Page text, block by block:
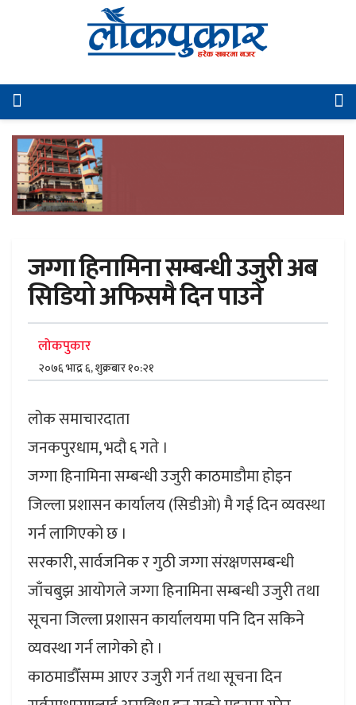
जग्गा हिनामिना सम्बन्धी उजुरी अब
सिडियो अफिसमै दिन पाउने
लोकपुकार
२०७६ भाद्र ६, शुक्रबार १०:२१
लोक समाचारदाता
जनकपुरधाम, भदौ ६ गते ।
जग्गा हिनामिना सम्बन्धी उजुरी काठमाडौमा होइन
जिल्ला प्रशासन कार्यालय (सिडीओ) मै गई दिन व्यवस्था
गर्न लागिएको छ ।
सरकारी, सार्वजनिक र गुठी जग्गा संरक्षणसम्बन्धी
जाँचबुझ आयोगले जग्गा हिनामिना सम्बन्धी उजुरी तथा
सूचना जिल्ला प्रशासन कार्यालयमा पनि दिन सकिने
व्यवस्था गर्न लागेको हो ।
काठमाडौँसम्म आएर उजुरी गर्न तथा सूचना दिन